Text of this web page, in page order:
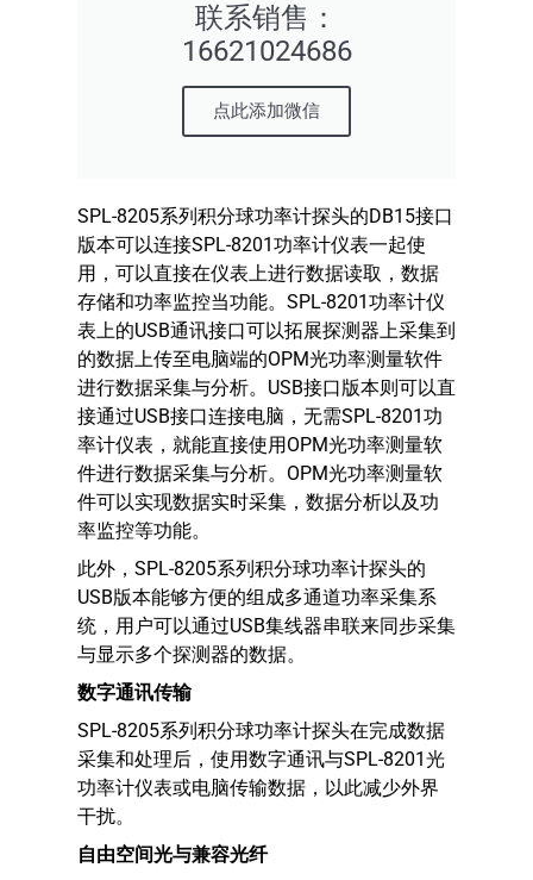
联系销售：
16621024686
点此添加微信
SPL-8205系列积分球功率计探头的DB15接口
版本可以连接SPL-8201功率计仪表一起使
用，可以直接在仪表上进行数据读取，数据
存储和功率监控当功能。SPL-8201功率计仪
表上的USB通讯接口可以拓展探测器上采集到
的数据上传至电脑端的OPM光功率测量软件
进行数据采集与分析。USB接口版本则可以直
接通过USB接口连接电脑，无需SPL-8201功
率计仪表，就能直接使用OPM光功率测量软
件进行数据采集与分析。OPM光功率测量软
件可以实现数据实时采集，数据分析以及功
率监控等功能。
此外，SPL-8205系列积分球功率计探头的
USB版本能够方便的组成多通道功率采集系
统，用户可以通过USB集线器串联来同步采集
与显示多个探测器的数据。
数字通讯传输
SPL-8205系列积分球功率计探头在完成数据
采集和处理后，使用数字通讯与SPL-8201光
功率计仪表或电脑传输数据，以此减少外界
干扰。
自由空间光与兼容光纤